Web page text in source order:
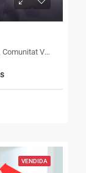
Benidorm, la Marina Baixa, Alacant / Alicante, Comunitat Valenciana, España
VENDIDA